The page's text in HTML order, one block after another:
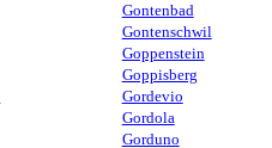
Gontenbad
Gontenschwil
Goppenstein
Goppisberg
Gordevio
Gordola
Gorduno